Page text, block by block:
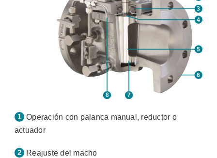
Operación con palanca manual, reductor o
actuador
Reajuste del macho